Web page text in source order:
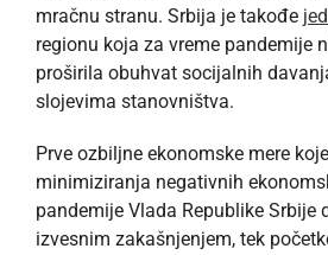
mračnu stranu. Srbija je takođe
regionu koja za vreme pandemije
proširila obuhvat socijalnih
slojevima stanovništva.
Prve ozbiljne ekonomske mere
minimiziranja negativnih
pandemije Vlada Republike Srbije
izvesnim zakašnjenjem, tek